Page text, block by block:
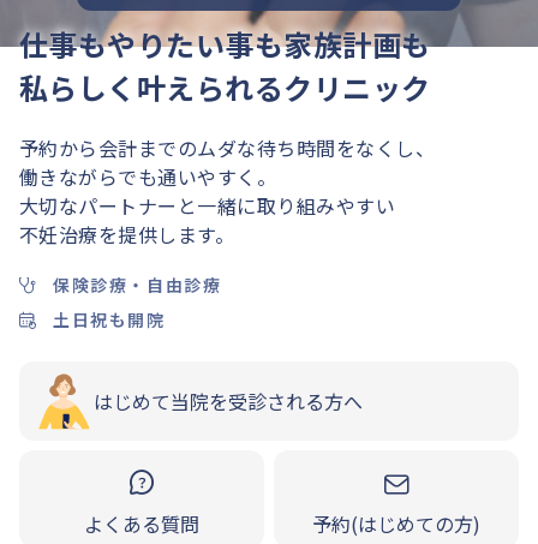
仕事もやりたい事も家族計画も
私らしく叶えられるクリニック
予約から会計までのムダな待ち時間をなくし、
働きながらでも通いやすく。
大切なパートナーと一緒に取り組みやすい
不妊治療を提供します。
保険診療・自由診療
土日祝も開院
はじめて当院を受診される方へ
よくある質問 予約(はじめての方)